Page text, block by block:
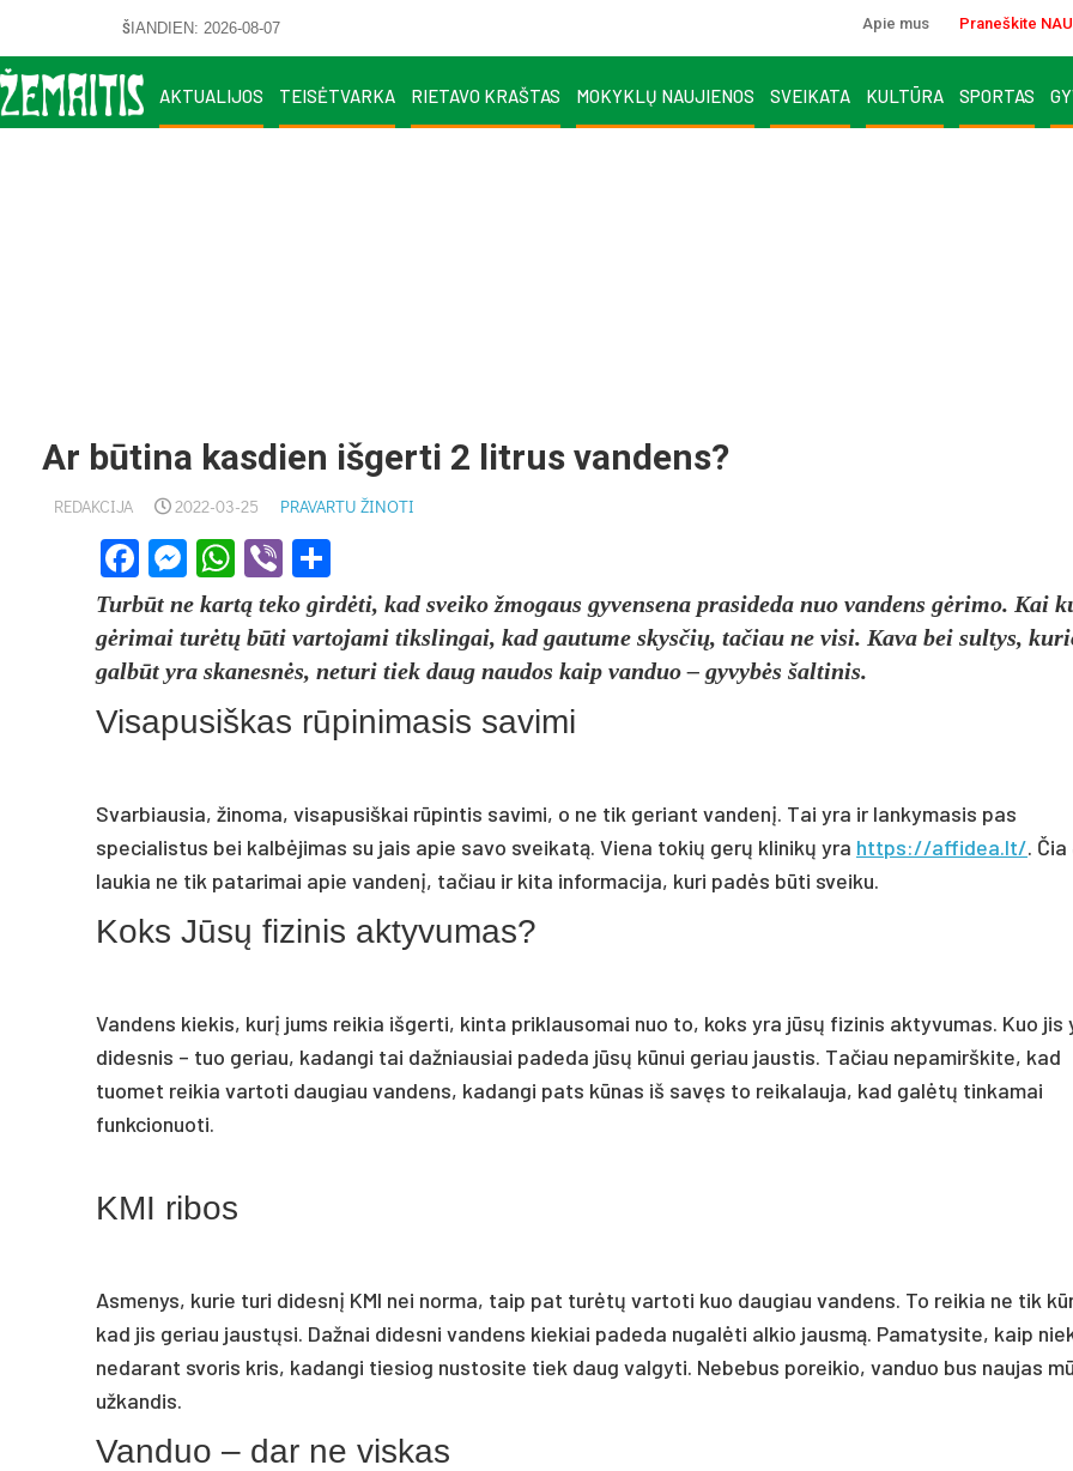
ŠIANDIEN: 2026-08-07 Apie mus Praneškite
AKTUALIJOS TEISĖTVARKA RIETAVO KRAŠTAS MOKYKLŲ NAUJIENOS SVEIKATA KULTŪRA SPORTAS
Ar būtina kasdien išgerti 2 litrus vandens?
REDAKCIJA 2022-03-25 PRAVARTU ŽINOTI
Facebook
Messenger
WhatsApp
Viber
Turbūt ne kartą teko girdėti, kad sveiko žmogaus gyvensena prasideda nuo vandens gėrimo. Kai
gėrimai turėtų būti vartojami tikslingai, kad gautume skysčių, tačiau ne visi. Kava bei sultys,
galbūt yra skanesnės, neturi tiek daug naudos kaip vanduo – gyvybės šaltinis.
Visapusiškas rūpinimasis savimi
Svarbiausia, žinoma, visapusiškai rūpintis savimi, o ne tik geriant vandenį. Tai yra ir lankymasis pas
specialistus bei kalbėjimas su jais apie savo sveikatą. Viena tokių gerų klinikų yra https://affidea.lt/.
laukia ne tik patarimai apie vandenį, tačiau ir kita informacija, kuri padės būti sveiku.
Koks Jūsų fizinis aktyvumas?
Vandens kiekis, kurį jums reikia išgerti, kinta priklausomai nuo to, koks yra jūsų fizinis aktyvumas. Kuo jis
didesnis – tuo geriau, kadangi tai dažniausiai padeda jūsų kūnui geriau jaustis. Tačiau nepamirškite, kad
tuomet reikia vartoti daugiau vandens, kadangi pats kūnas iš savęs to reikalauja, kad galėtų tinkamai
funkcionuoti.
KMI ribos
Asmenys, kurie turi didesnį KMI nei norma, taip pat turėtų vartoti kuo daugiau vandens. To reikia ne tik
kad jis geriau jaustųsi. Dažnai didesni vandens kiekiai padeda nugalėti alkio jausmą. Pamatysite, kaip
nedarant svoris kris, kadangi tiesiog nustosite tiek daug valgyti. Nebebus poreikio, vanduo bus naujas
užkandis.
Vanduo – dar ne viskas